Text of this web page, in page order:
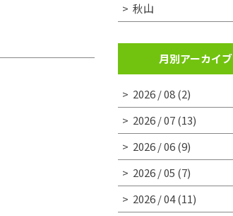
秋山
月別アーカイブ
2026 / 08(2)
2026 / 07(13)
2026 / 06(9)
2026 / 05 (7)
2026 / 04(11)